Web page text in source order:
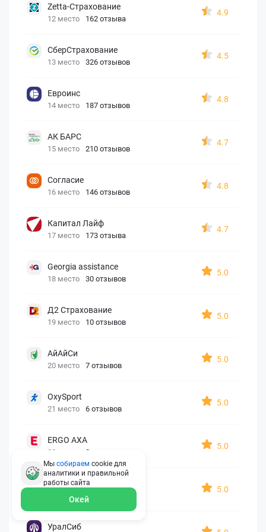
Zetta-Страхование
12 место 162 отзыва
4.9
СберСтрахование
13 место 326 отзывов
4.5
Евроинс
14 место 187 отзывов
4.8
АК БАРС
15 место 210 отзывов
4.7
Согласие
16 место 146 отзывов
4.8
Капитал Лайф
17 место 173 отзыва
4.7
Georgia assistance
18 место 30 отзывов
5.0
Д2 Страхование
19 место 10 отзывов
5.0
АйАйСи
20 место 7 отзывов
5.0
OxySport
21 место 6 отзывов
5.0
ERGO AXA
22 место 2 отзыва
5.0
Oxy Travel Premium
23 место 1 отзыв
5.0
УралСиб
Мы собираем cookie для
аналитики и правильной
работы сайта
Окей